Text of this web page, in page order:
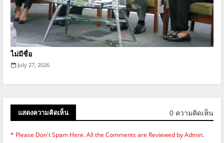
ไม่มีชื่อ
July 27, 2026
แสดงความคิดเห็น 0 ความคิดเห็น
* Please Don't Spam Here. All the Comments are Reviewed by Admin.